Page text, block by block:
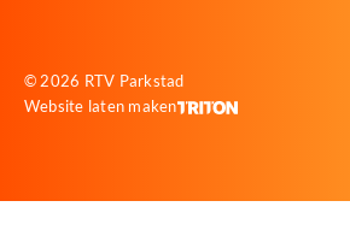
© 2026 RTV Parkstad
Website laten maken